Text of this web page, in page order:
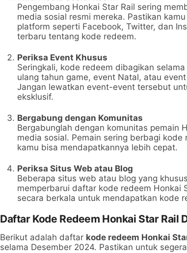
Pengembang Honkai Star Rail sering
media sosial resmi mereka. Pastikan
platform seperti Facebook, Twitter, dan
terbaru tentang kode redeem.
Periksa Event Khusus
Seringkali, kode redeem dibagikan
ulang tahun game, event Natal, atau
Jangan lewatkan event-event tersebut
eksklusif.
Bergabung dengan Komunitas
Bergabunglah dengan komunitas pemain
media sosial. Pemain sering berbagi
kamu bisa mendapatkannya lebih cepat.
Periksa Situs Web atau Blog
Beberapa situs web atau blog yang
memperbarui daftar kode redeem Honkai
secara berkala untuk mendapatkan kode
Daftar Kode Redeem Honkai Star Rail
Berikut adalah daftar kode redeem Honkai
selama Desember 2024. Pastikan untuk